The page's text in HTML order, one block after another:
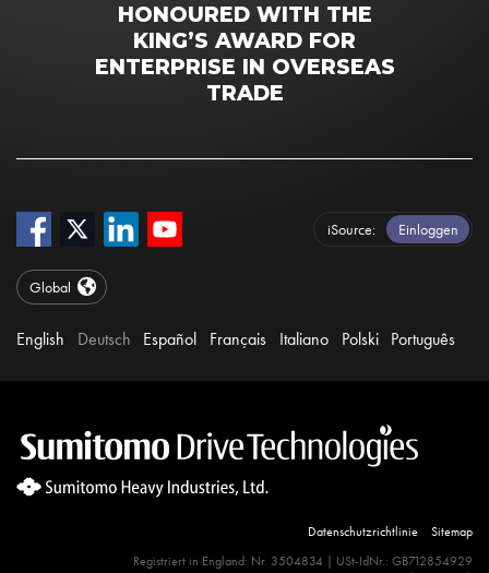
HONOURED WITH THE
KING’S AWARD FOR
ENTERPRISE IN OVERSEAS
TRADE
iSource Einloggen
Global
English Deutsch Español Français Italiano Polski Português
Datenschutzrichtlinie
Sitemap
Registriert in England: Nr. 3504834 | USt-IdNr.: GB712854929
Site Search 360 Error:There is no input element for the